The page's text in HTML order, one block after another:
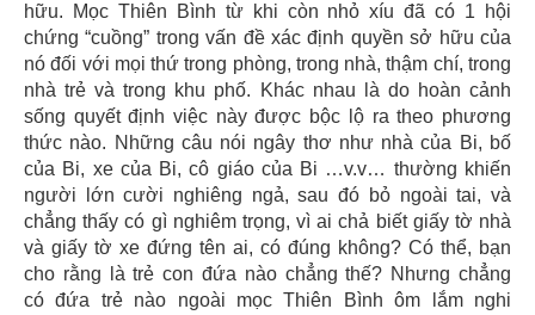
hữu. Mọc Thiên Bình từ khi còn nhỏ xíu đã có 1 hội
chứng “cuồng” trong vấn đề xác định quyền sở hữu của
nó đối với mọi thứ trong phòng, trong nhà, thậm chí, trong
nhà trẻ và trong khu phố. Khác nhau là do hoàn cảnh
sống quyết định việc này được bộc lộ ra theo phương
thức nào. Những câu nói ngây thơ như nhà của Bi, bố
của Bi, xe của Bi, cô giáo của Bi …v.v… thường khiến
người lớn cười nghiêng ngả, sau đó bỏ ngoài tai, và
chẳng thấy có gì nghiêm trọng, vì ai chả biết giấy tờ nhà
và giấy tờ xe đứng tên ai, có đúng không? Có thể, bạn
cho rằng là trẻ con đứa nào chẳng thế? Nhưng chẳng
có đứa trẻ nào ngoài mọc Thiên Bình ôm lắm nghi